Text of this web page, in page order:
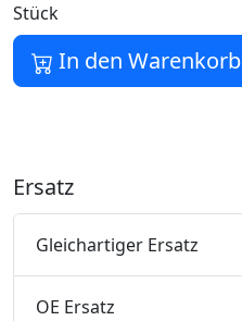
Stück
In den Warenkorb
Ersatz
Gleichartiger Ersatz
OE Ersatz